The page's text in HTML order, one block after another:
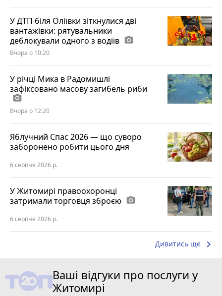
У ДТП біля Оліївки зіткнулися дві
вантажівки: рятувальники
деблокували одного з водіїв photo_camera
Вчора о 10:20
У річці Мика в Радомишлі
зафіксовано масову загибель риби
photo_camera
Вчора о 12:20
Яблучний Спас 2026 — що суворо
заборонено робити цього дня
6 серпня 2026 р.
У Житомирі правоохоронці
затримали торговця зброєю photo_camera
6 серпня 2026 р.
Дивитись ще keyboard_arrow_right
Ваші відгуки про послуги у
Житомирі